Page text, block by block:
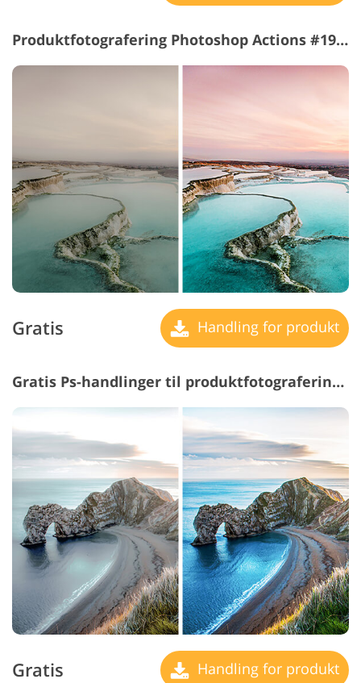
Produktfotografering Photoshop Actions #19 "Light"
Gratis Handling for produkt
Gratis Ps-handlinger til produktfotografering #20 "Classic"
Gratis Handling for produkt